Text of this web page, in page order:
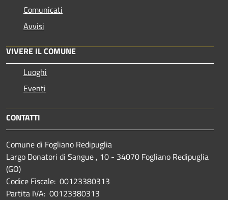
Comunicati
Avvisi
VIVERE IL COMUNE
Luoghi
Eventi
CONTATTI
Comune di Fogliano Redipuglia
Largo Donatori di Sangue , 10 - 34070 Fogliano Redipuglia
(GO)
Codice Fiscale: 00123380313
Partita IVA: 00123380313